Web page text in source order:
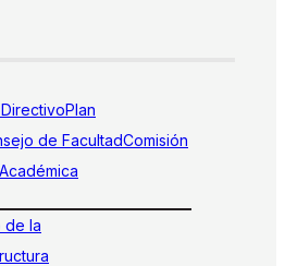
Plan
de FacultadComisión
de la